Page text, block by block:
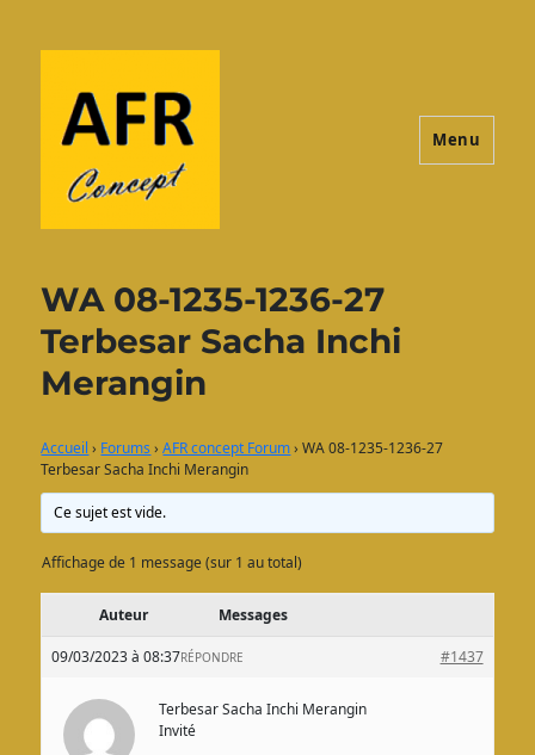
Menu
WA 08-1235-1236-27
Terbesar Sacha Inchi
Merangin
Accueil › Forums › AFR concept Forum › WA 08-1235-1236-27
Terbesar Sacha Inchi Merangin
Ce sujet est vide.
Affichage de 1 message (sur 1 au total)
Auteur Messages
09/03/2023 à 08:37 #1437
RÉPONDRE
Terbesar Sacha Inchi Merangin
Invité